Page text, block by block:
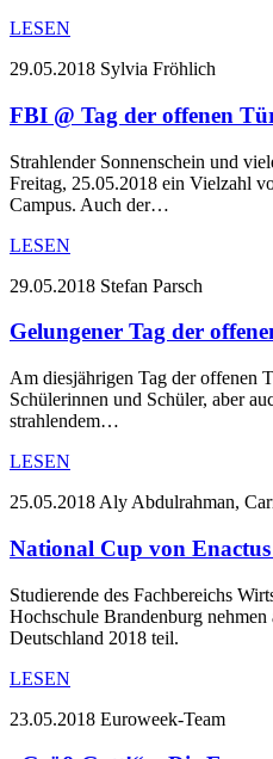
LESEN
29.05.2018 Sylvia Fröhlich
FBI @ Tag der offenen
Strahlender Sonnenschein und
Freitag, 25.05.2018 ein Vielzahl
Campus. Auch der…
LESEN
29.05.2018 Stefan Parsch
Gelungener Tag der
Am diesjährigen Tag der offenen
Schülerinnen und Schüler, aber
strahlendem…
LESEN
25.05.2018 Aly Abdulrahman,
National Cup von
Studierende des Fachbereichs
Hochschule Brandenburg
Deutschland 2018 teil.
LESEN
23.05.2018 Euroweek-Team